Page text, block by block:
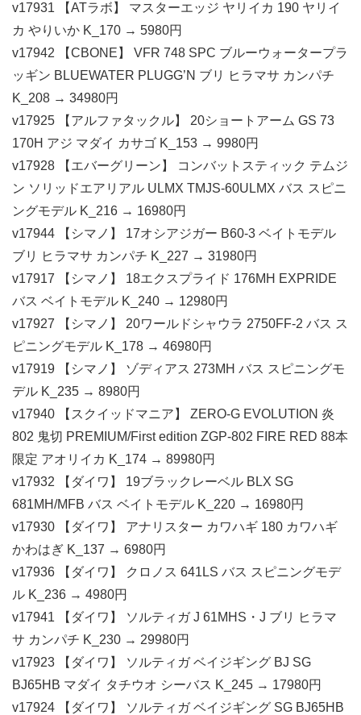
v17931 【ATラボ】 マスターエッジ ヤリイカ 190 ヤリイ
カ やりいか K_170 → 5980円
v17942 【CBONE】 VFR 748 SPC ブルーウォータープラ
ッギン BLUEWATER PLUGG’N ブリ ヒラマサ カンパチ
K_208 → 34980円
v17925 【アルファタックル】 20ショートアーム GS 73
170H アジ マダイ カサゴ K_153 → 9980円
v17928 【エバーグリーン】 コンバットスティック テムジ
ン ソリッドエアリアル ULMX TMJS-60ULMX バス スピニ
ングモデル K_216 → 16980円
v17944 【シマノ】 17オシアジガー B60-3 ベイトモデル
ブリ ヒラマサ カンパチ K_227 → 31980円
v17917 【シマノ】 18エクスプライド 176MH EXPRIDE
バス ベイトモデル K_240 → 12980円
v17927 【シマノ】 20ワールドシャウラ 2750FF-2 バス ス
ピニングモデル K_178 → 46980円
v17919 【シマノ】 ゾディアス 273MH バス スピニングモ
デル K_235 → 8980円
v17940 【スクイッドマニア】 ZERO-G EVOLUTION 炎
802 鬼切 PREMIUM/First edition ZGP-802 FIRE RED 88本
限定 アオリイカ K_174 → 89980円
v17932 【ダイワ】 19ブラックレーベル BLX SG
681MH/MFB バス ベイトモデル K_220 → 16980円
v17930 【ダイワ】 アナリスター カワハギ 180 カワハギ
かわはぎ K_137 → 6980円
v17936 【ダイワ】 クロノス 641LS バス スピニングモデ
ル K_236 → 4980円
v17941 【ダイワ】 ソルティガ J 61MHS・J ブリ ヒラマ
サ カンパチ K_230 → 29980円
v17923 【ダイワ】 ソルティガ ベイジギング BJ SG
BJ65HB マダイ タチウオ シーバス K_245 → 17980円
v17924 【ダイワ】 ソルティガ ベイジギング SG BJ65HB